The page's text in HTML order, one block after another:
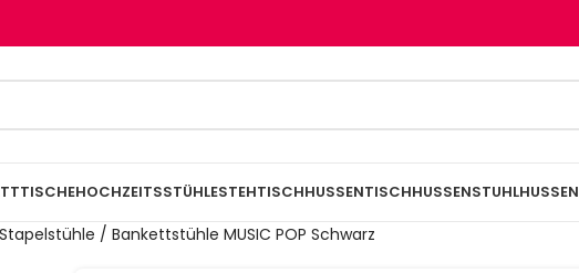
HOCHZEITSSTÜHLESTEHTISCHHUSSENTISCHHUSSENSTUHLHUSSEN
Stapelstühle / Bankettstühle MUSIC POP Schwarz